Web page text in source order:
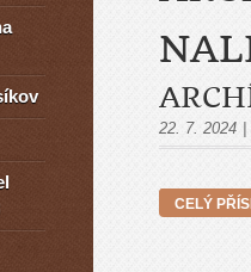
22. 7. 2024
CELÝ